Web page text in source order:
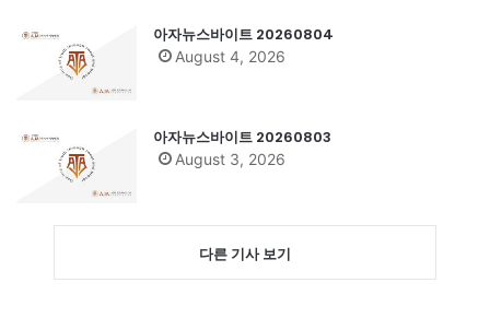
아자뉴스바이트 20260804
August 4, 2026
아자뉴스바이트 20260803
August 3, 2026
다른 기사 보기